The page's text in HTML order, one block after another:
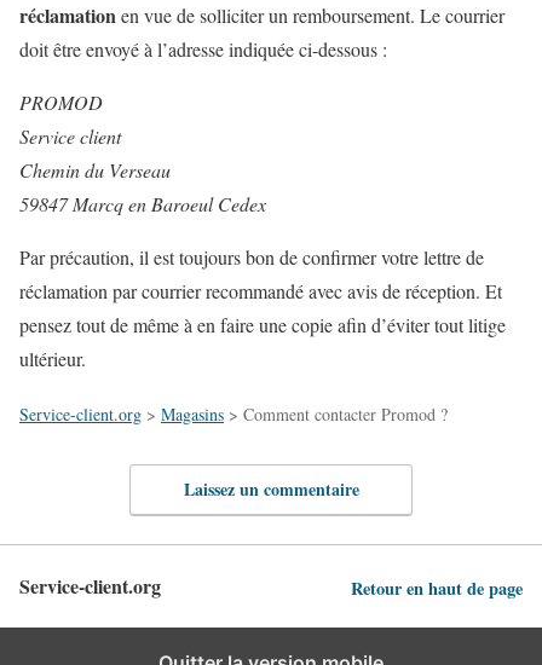
réclamationen vue de solliciter un remboursement. Le courrier
doit être envoyé à l’adresse indiquée ci-dessous :
PROMOD
Service client
Chemin du Verseau
59847 Marcq en Baroeul Cedex
Par précaution, il est toujours bon de confirmer votre lettre de
réclamation par courrier recommandé avec avis de réception. Et
pensez tout de même à en faire une copie afin d’éviter tout litige
ultérieur.
Service-client.org > Magasins > Comment contacter Promod ?
Laissez un commentaire
Service-client.org Retour en haut de page